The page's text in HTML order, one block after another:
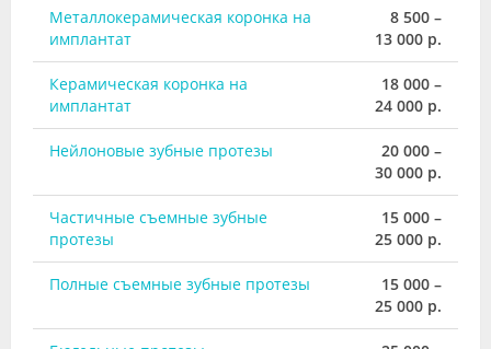
Металлокерамическая коронка на
имплантат
8 500 –
13 000 р.
Керамическая коронка на
имплантат
18 000 –
24 000 р.
Нейлоновые зубные протезы
20 000 –
30 000 р.
Частичные съемные зубные
протезы
15 000 –
25 000 р.
Полные съемные зубные протезы
15 000 –
25 000 р.